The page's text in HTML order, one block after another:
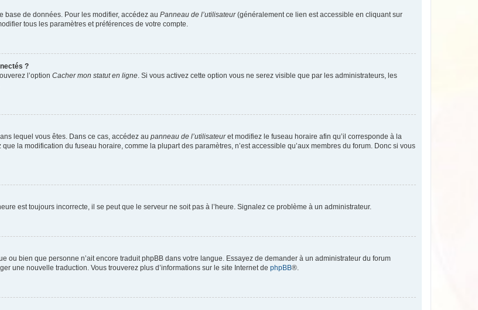
base de données. Pour les modifier, accédez au Panneau de l’utilisateur(généralement ce lien est accessible en cliquant sur
tous les paramètres et préférences de votre compte.
?
l’option Cacher mon statut en ligne . Si vous activez cette option vous ne serez visible que par les administrateurs, les
lequel vous êtes. Dans ce cas, accédez au panneau de l’utilisateuret modifiez le fuseau horaire afin qu’il corresponde à la
la modification du fuseau horaire, comme la plupart des paramètres, n’est accessible qu’aux membres du forum. Donc si vous
est toujours incorrecte, il se peut que le serveur ne soit pas à l’heure. Signalez ce problème à un administrateur.
ou bien que personne n’ait encore traduit phpBB dans votre langue. Essayez de demander à un administrateur du forum
une nouvelle traduction. Vous trouverez plus d’informations sur le site Internet de phpBB®.